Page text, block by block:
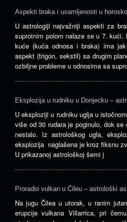
Aspekti braka i usamljenosti u
U astrologiji najvažniji aspekti za
suprotnim polom nalaze se u 7. kući.
kuće (kuća odnosa i braka) ima
aspekt (trigon, sekstil) sa drugim
ozbiljne probleme u odnosima sa
Eksplozija u rudniku u Donjecku –
U eksploziji u rudniku uglja u
više od 30 rudara je poginulo, dok
nestalo. Iz astrološkog ugla,
eksplozija naglašena je kroz fiksnu
U prikazanoj astrološkoj šemi j
Proradio vulkan u Čileu – astrološki
Na jugu Čilea u utorak, u ranim
erupcije vulkana Villarrica, pri